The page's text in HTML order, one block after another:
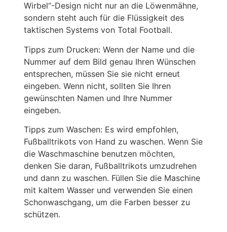
Wirbel“-Design nicht nur an die Löwenmähne,
sondern steht auch für die Flüssigkeit des
taktischen Systems von Total Football.
Tipps zum Drucken: Wenn der Name und die
Nummer auf dem Bild genau Ihren Wünschen
entsprechen, müssen Sie sie nicht erneut
eingeben. Wenn nicht, sollten Sie Ihren
gewünschten Namen und Ihre Nummer
eingeben.
Tipps zum Waschen: Es wird empfohlen,
Fußballtrikots von Hand zu waschen. Wenn Sie
die Waschmaschine benutzen möchten,
denken Sie daran, Fußballtrikots umzudrehen
und dann zu waschen. Füllen Sie die Maschine
mit kaltem Wasser und verwenden Sie einen
Schonwaschgang, um die Farben besser zu
schützen.